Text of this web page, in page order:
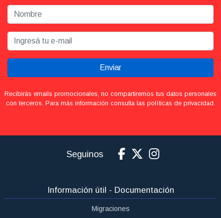
Enviar
Recibirás emails promocionales, no compartiremos tus datos personales
con terceros. Para más información consulta las políticas de privacidad.
Seguinos
Información útil - Documentación
Migraciones